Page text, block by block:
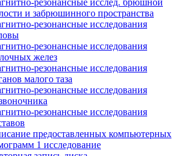
резонансные исслед. брюшной
и забрюшинного пространства
резонансные исследования
резонансные исследования
желез
резонансные исследования
малого таза
резонансные исследования
резонансные исследования
предоставленных компьютерных
1 исследование